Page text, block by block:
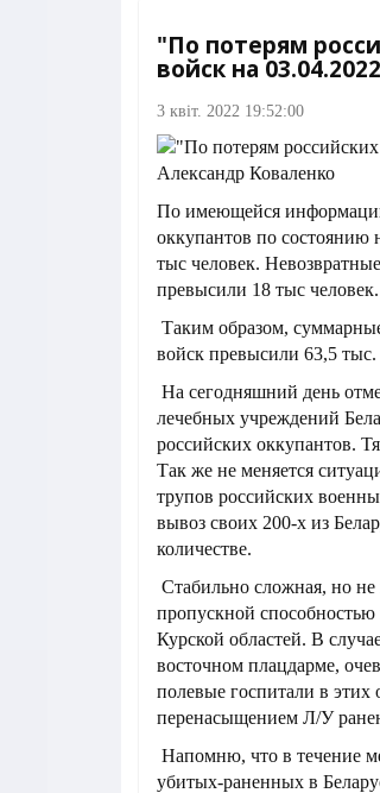
"По потерям
войск на
3 квіт. 2022 19:52:00
По имеющейся
оккупантов по состоянию
тыс человек.
превысили 18 тыс человек.
Таким образом,
войск превысили 63,5 тыс.
На сегодняшний день
лечебных учреждений
российских оккупантов.
Так же не меняется
трупов российских
вывоз своих 200-х из
количестве.
Стабильно сложная, но не
пропускной
Курской областей. В
восточном плацдарме,
полевые госпитали в этих
перенасыщением Л/У
Напомню, что в течение
убитых-раненных в